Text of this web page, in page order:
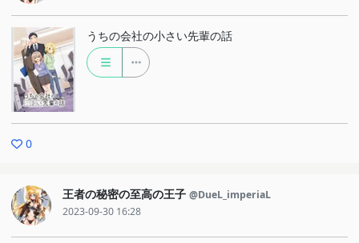
うちの会社の小さい先輩の話
0
王者の秘密の至高の王子 @DueL_imperiaL
2023-09-30 16:28